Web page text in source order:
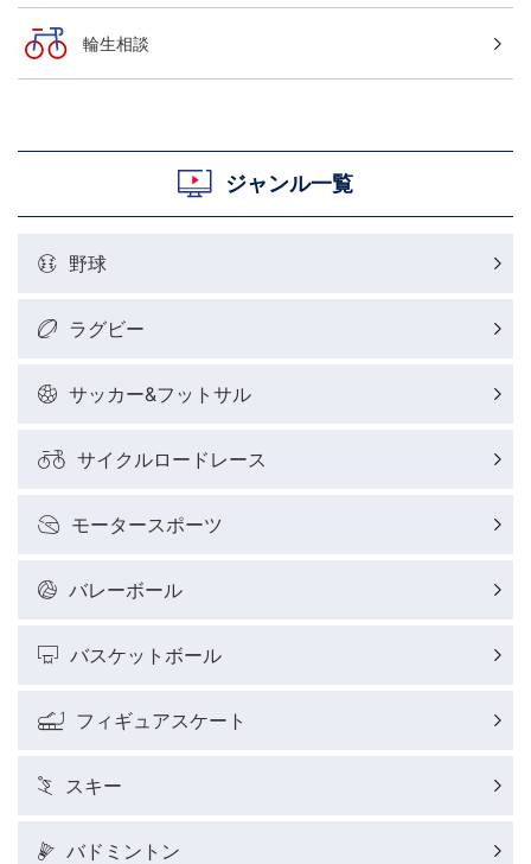
輪生相談
ジャンル一覧
野球
ラグビー
サッカー&フットサル
サイクルロードレース
モータースポーツ
バレーボール
バスケットボール
フィギュアスケート
スキー
バドミントン